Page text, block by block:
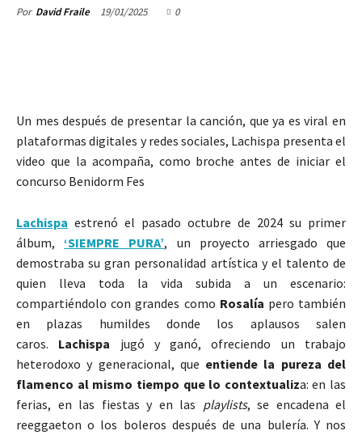
Por David Fraile 19/01/2025 0
Un mes después de presentar la canción, que ya es viral en
plataformas digitales y redes sociales, Lachispa presenta el
video que la acompaña, como broche antes de iniciar el
concurso Benidorm Fes
Lachispa estrenó el pasado octubre de 2024 su primer
álbum,‘SIEMPRE PURA’, un proyecto arriesgado que
demostraba su gran personalidad artística y el talento de
quien lleva toda la vida subida a un escenario:
compartiéndolo con grandes como Rosalía pero también
en plazas humildes donde los aplausos salen
caros. Lachispa jugó y ganó, ofreciendo un trabajo
heterodoxo y generacional, que entiende la pureza del
flamenco al mismo tiempo que lo contextualiza: en las
ferias, en las fiestas y en las playlists, se encadena el
reeggaeton o los boleros después de una bulería. Y nos